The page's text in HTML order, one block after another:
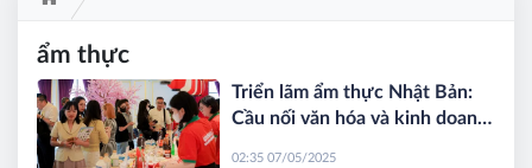
ẩm thực
Triển lãm ẩm thực Nhật Bản:
Cầu nối văn hóa và kinh doanh
02:35 07/05/2025